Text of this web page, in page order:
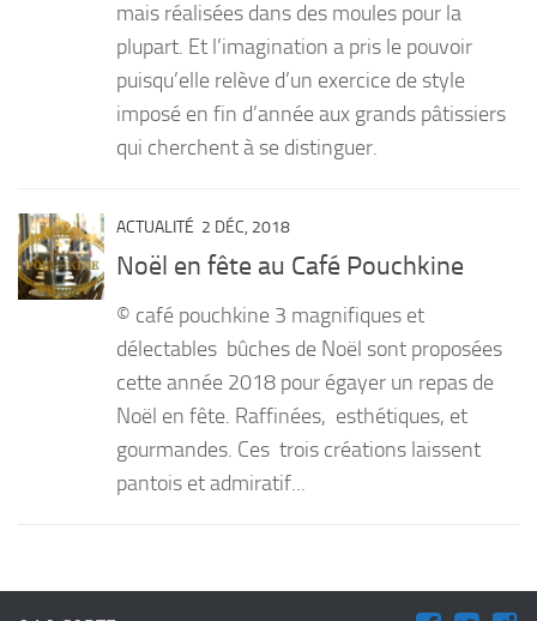
mais réalisées dans des moules pour la
plupart. Et l’imagination a pris le pouvoir
puisqu’elle relève d’un exercice de style
imposé en fin d’année aux grands pâtissiers
qui cherchent à se distinguer.
ACTUALITÉ 2 DÉC, 2018
Noël en fête au Café Pouchkine
© café pouchkine 3 magnifiques et
délectables bûches de Noël sont proposées
cette année 2018 pour égayer un repas de
Noël en fête. Raffinées, esthétiques, et
gourmandes. Ces trois créations laissent
pantois et admiratif...